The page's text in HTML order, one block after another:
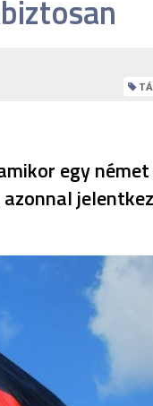
egy